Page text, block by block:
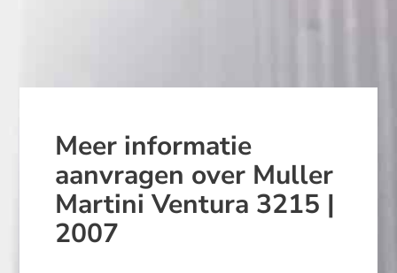
Meer informatie
aanvragen over Muller
Martini Ventura 3215 |
2007